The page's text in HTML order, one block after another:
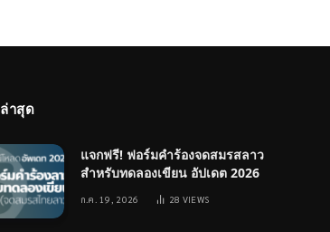
าสุด
แจกฟรี! ฟอร์มคำร้องจดสมรสลาว
สำหรับทดลองเขียน อัปเดต 2026
ก.ค. 19, 2026 28 VIEWS